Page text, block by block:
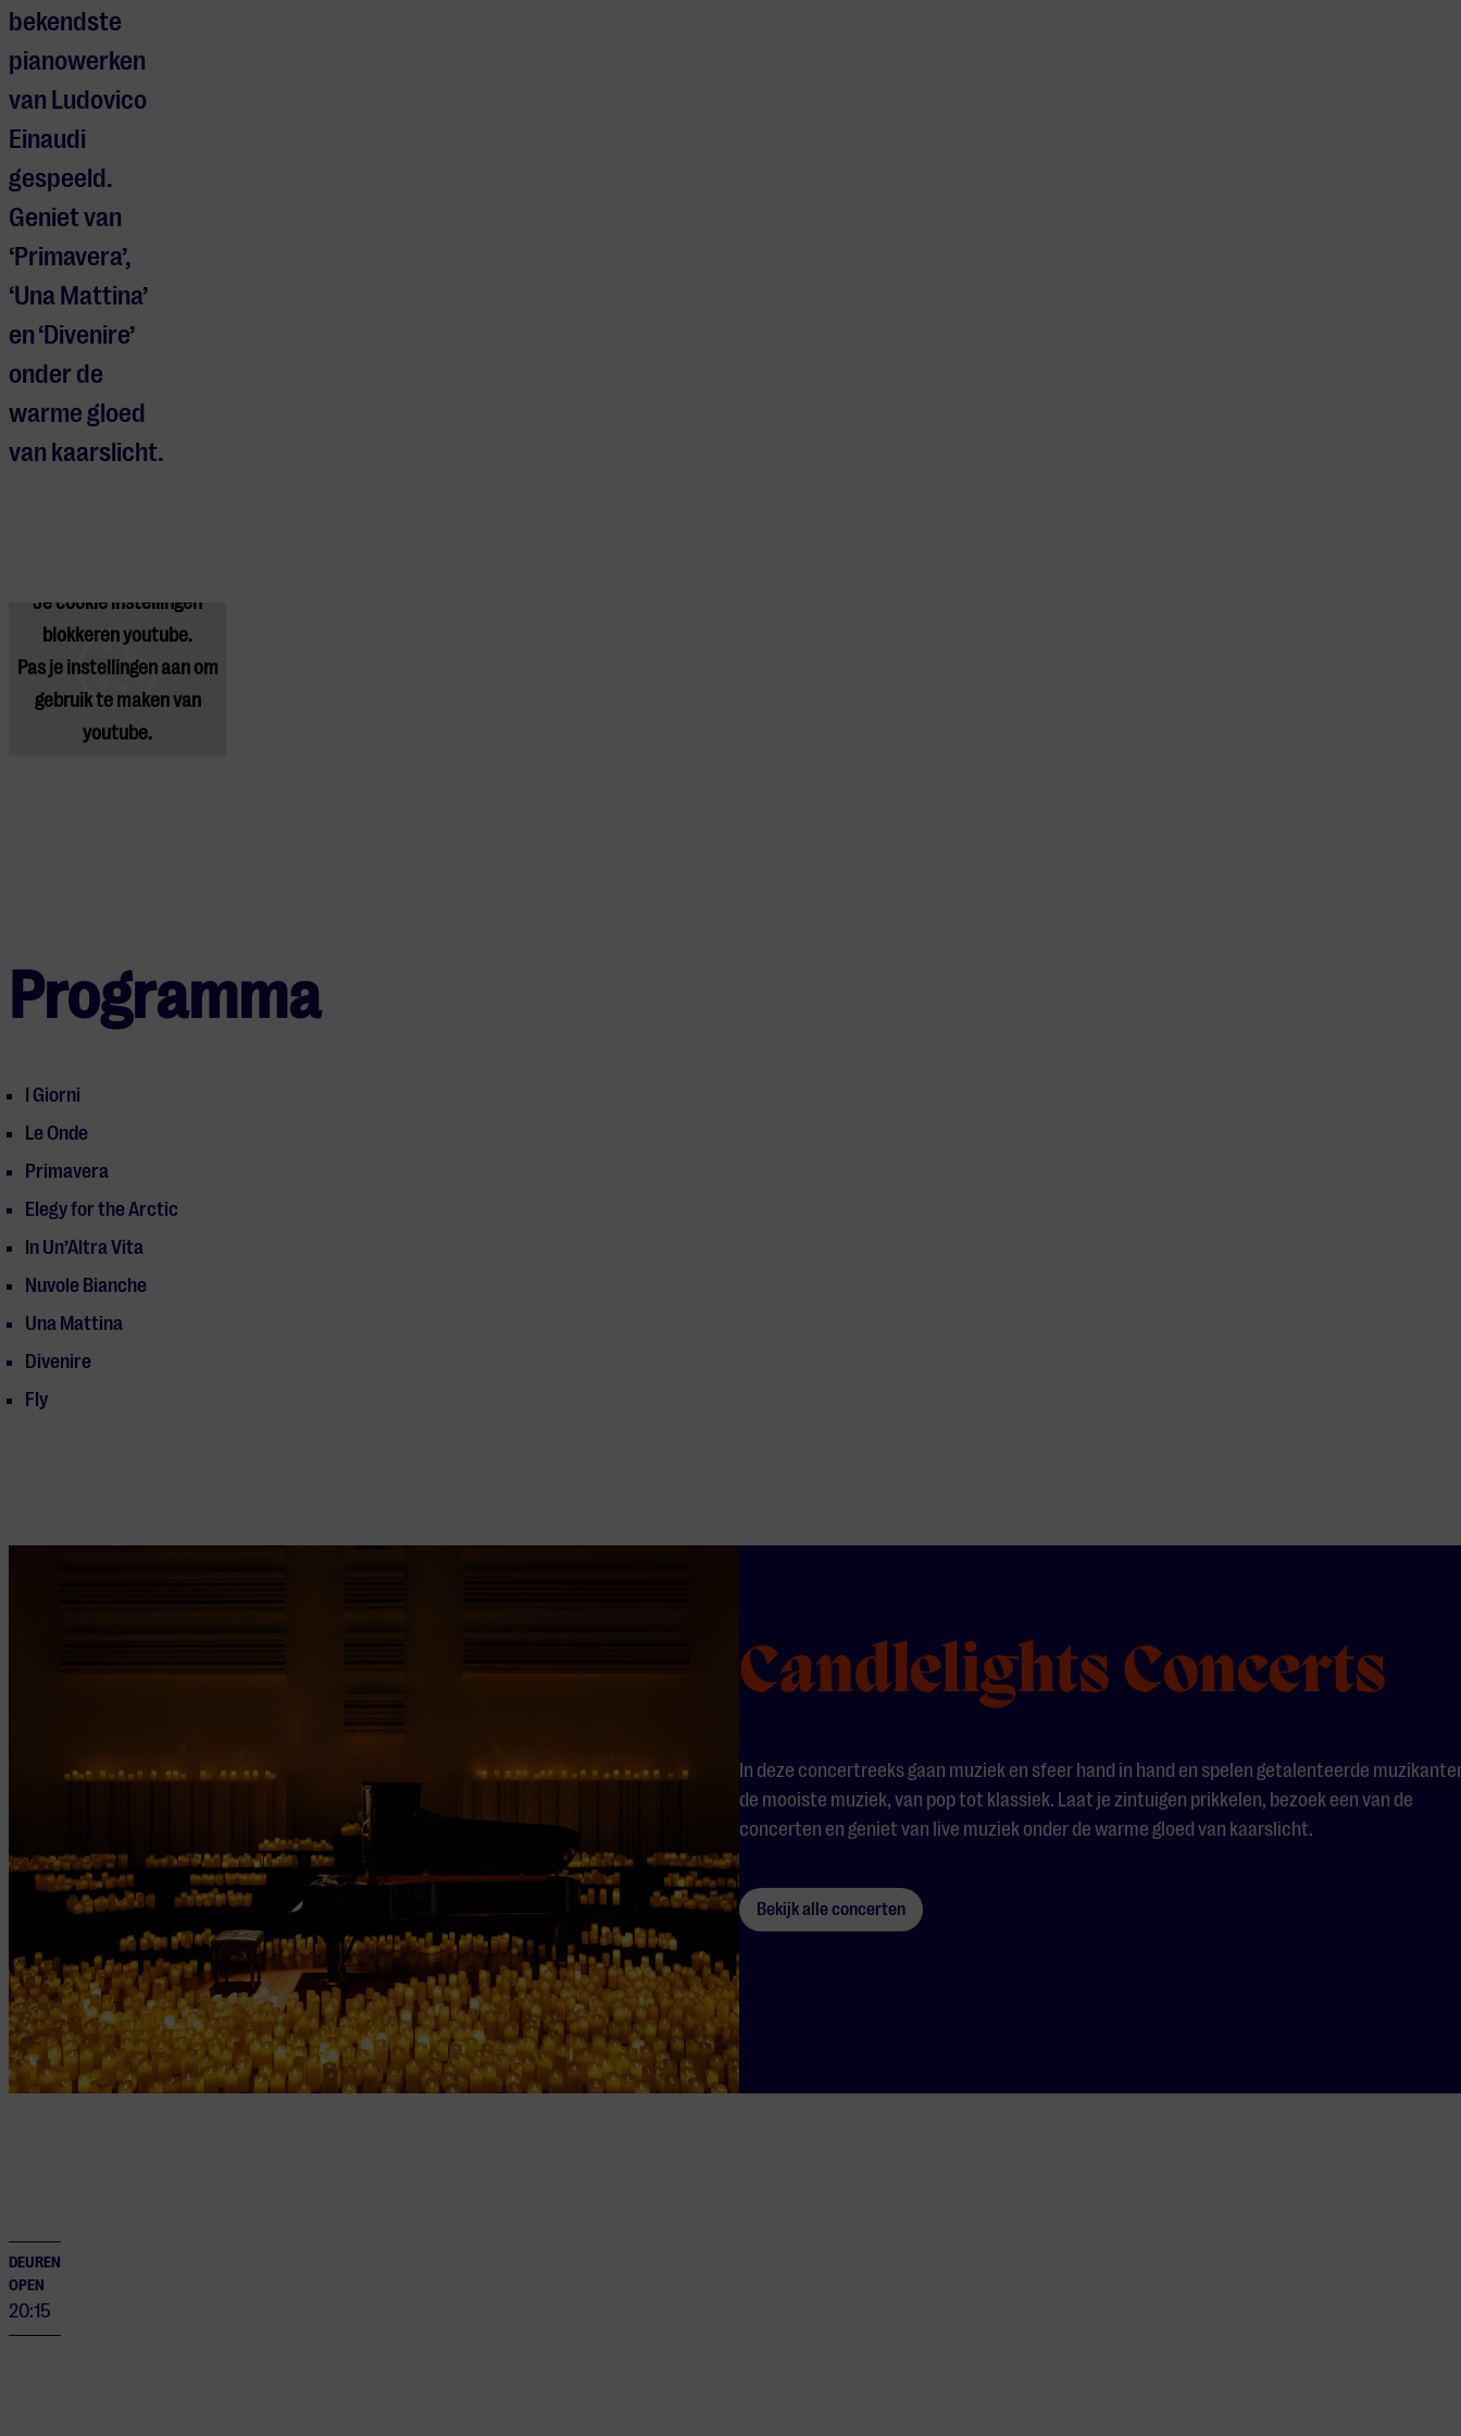
bekendste
pianowerken
van Ludovico
Einaudi
gespeeld.
Geniet van
‘Primavera’,
‘Una Mattina’
en ‘Divenire’
onder de
warme gloed
van kaarslicht.
Je cookie instellingen
blokkeren youtube.
Pas je instellingenaan om
gebruik te maken van
youtube.
Programma
I Giorni
Le Onde
Primavera
Elegy for the Arctic
In Un’Altra Vita
Nuvole Bianche
Una Mattina
Divenire
Fly
Candlelights Concerts
In deze concertreeks gaan muziek en sfeer hand in hand en spelen getalenteerde
de mooiste muziek, van pop tot klassiek. Laat je zintuigen prikkelen, bezoek een van de
concerten en geniet van live muziek onder de warme gloed van kaarslicht.
Bekijk alle concerten
DEUREN
OPEN
20:15